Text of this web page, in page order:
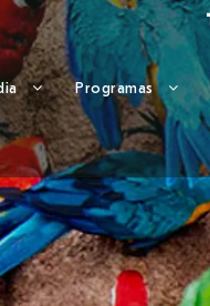
Programas